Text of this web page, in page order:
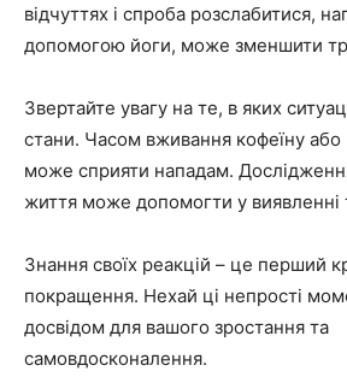
відчуттях і спроба розслабитися,
допомогою йоги, може зменшити
Звертайте увагу на те, в яких
стани. Часом вживання кофеїну або
може сприяти нападам.
життя може допомогти у виявленні
Знання своїх реакцій – це перший
покращення. Нехай ці непрості
досвідом для вашого зростання та
самовдосконалення.